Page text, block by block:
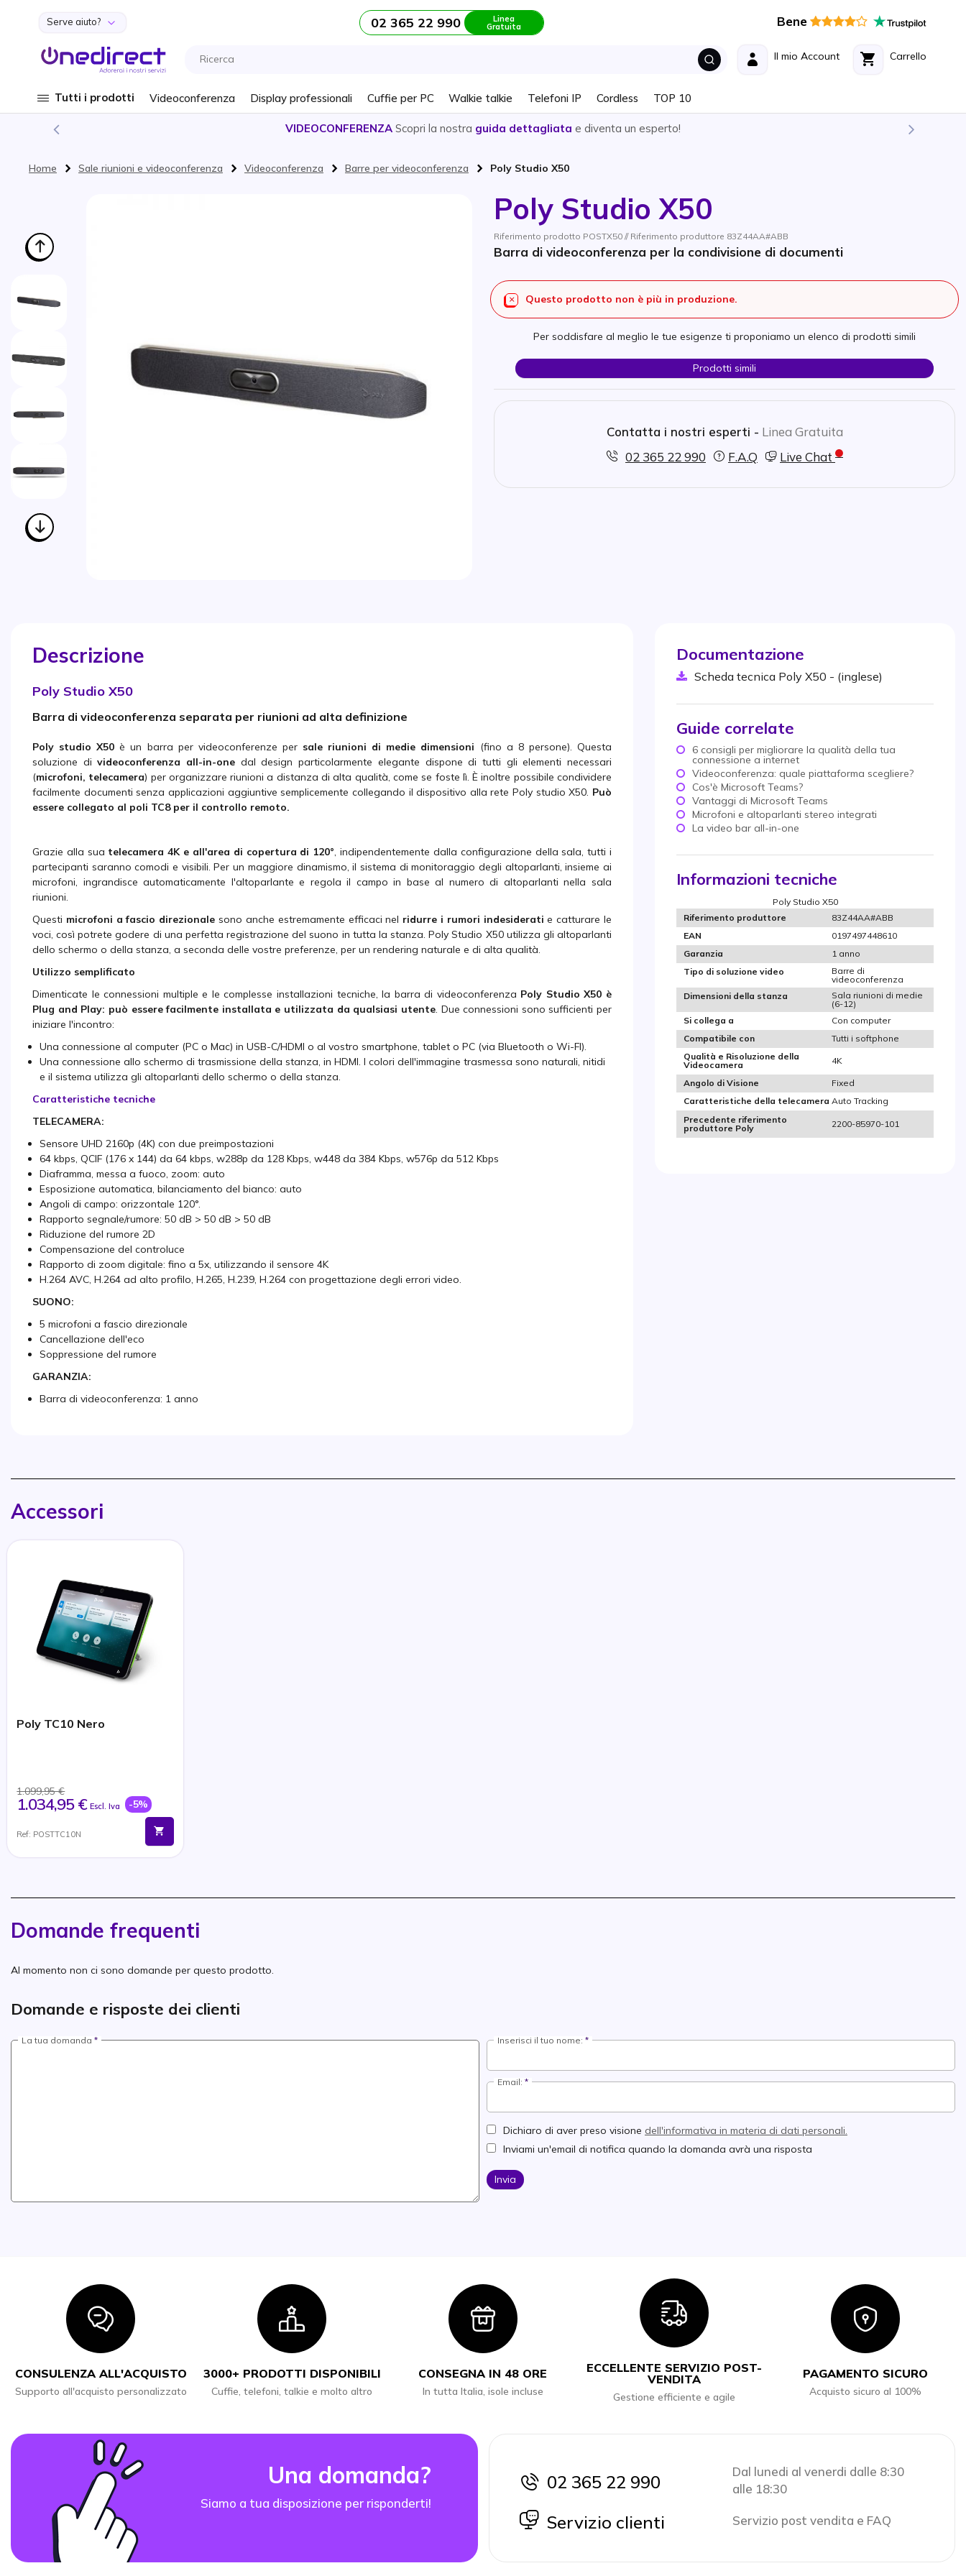
Salta al contenuto
Serve aiuto? 02 365 22 990 Linea
Gratuita Bene
Carrello
Il mio Account
Tutti i prodotti Videoconferenza Display professionali Cuffie per PC Walkie talkie Telefoni IP Cordless TOP 10
VIDEOCONFERENZA Scopri la nostra guida dettagliata e diventa un esperto!
Home Sale riunioni e videoconferenza Videoconferenza Barre per videoconferenza Poly Studio X50
Poly Studio X50
Riferimento prodotto POSTX50 // Riferimento produttore 83Z44AA#ABB
Barra di videoconferenza per la condivisione di documenti
Questo prodotto non è più in produzione.
Per soddisfare al meglio le tue esigenze ti proponiamo un elenco di prodotti simili
Prodotti simili
Contatta i nostri esperti - Linea Gratuita
02 365 22 990
F.A.Q Live Chat
Descrizione
Poly Studio X50
Barra di videoconferenza separata per riunioni ad alta definizione
Poly studio X50 è un barra per videoconferenze per sale riunioni di medie dimensioni (fino a 8 persone). Questa
soluzione divideoconferenza all-in-one dal design particolarmente elegante dispone di tutti gli elementi necessari
(microfoni, telecamera) per organizzare riunioni a distanza di alta qualità, come se foste lì. È inoltre possibile condividere
facilmente documenti senza applicazioni aggiuntive semplicemente collegando il dispositivo alla rete Poly studio X50. Può
essere collegato al poli TC8 per il controllo remoto.
Grazie alla sua telecamera 4K e all'area di copertura di 120° , indipendentemente dalla configurazione della sala, tutti i
partecipanti saranno comodi e visibili. Per un maggiore dinamismo, il sistema di monitoraggio degli altoparlanti, insieme ai
microfoni, ingrandisce automaticamente l'altoparlante e regola il campo in base al numero di altoparlanti nella sala
riunioni.
Questi microfoni a fascio direzionale sono anche estremamente efficaci nel ridurre i rumori indesiderati e catturare le
voci, così potrete godere di una perfetta registrazione del suono in tutta la stanza. Poly Studio X50 utilizza gli altoparlanti
dello schermo o della stanza, a seconda delle vostre preferenze, per un rendering naturale e di alta qualità.
Utilizzo semplificato
Dimenticate le connessioni multiple e le complesse installazioni tecniche, la barra di videoconferenza Poly Studio X50 è
Plug and Play: può essere facilmente installata e utilizzata da qualsiasi utente. Due connessioni sono sufficienti per
iniziare l'incontro:
Una connessione al computer (PC o Mac) in USB-C/HDMI o al vostro smartphone, tablet o PC (via Bluetooth o Wi-FI).
Una connessione allo schermo di trasmissione della stanza, in HDMI. I colori dell'immagine trasmessa sono naturali, nitidi
e il sistema utilizza gli altoparlanti dello schermo o della stanza.
Caratteristiche tecniche
TELECAMERA:
Sensore UHD 2160p (4K) con due preimpostazioni
64 kbps, QCIF (176 x 144) da 64 kbps, w288p da 128 Kbps, w448 da 384 Kbps, w576p da 512 Kbps
Diaframma, messa a fuoco, zoom: auto
Esposizione automatica, bilanciamento del bianco: auto
Angoli di campo: orizzontale 120°.
Rapporto segnale/rumore: 50 dB > 50 dB > 50 dB
Riduzione del rumore 2D
Compensazione del controluce
Rapporto di zoom digitale: fino a 5x, utilizzando il sensore 4K
H.264 AVC, H.264 ad alto profilo, H.265, H.239, H.264 con progettazione degli errori video.
SUONO:
5 microfoni a fascio direzionale
Cancellazione dell'eco
Soppressione del rumore
GARANZIA:
Barra di videoconferenza: 1 anno
Documentazione
Scheda tecnica Poly X50 - (inglese)
Guide correlate
6 consigli per migliorare la qualità della tua
connessione a internet
Videoconferenza: quale piattaforma scegliere?
Cos'è Microsoft Teams?
Vantaggi di Microsoft Teams
Microfoni e altoparlanti stereo integrati
La video bar all-in-one
Informazioni tecniche
Poly Studio X50
Riferimento produttore
83Z44AA#ABB
EAN
0197497448610
Garanzia
1 anno
Tipo di soluzione video
Barre di
videoconferenza
Dimensioni della stanza
Sala riunioni di medie
(6-12)
Si collega a
Con computer
Compatibile con
Tutti i softphone
Qualità e Risoluzione della
Videocamera
4K
Angolo di Visione
Fixed
Caratteristiche della telecamera Auto Tracking
Precedente riferimento
produttore Poly
2200-85970-101
Accessori
Poly TC10 Nero
1.099,95 €
1.034,95 € Escl. Iva -5%
Ref: POSTTC10N
Domande frequenti
Al momento non ci sono domande per questo prodotto.
Domande e risposte dei clienti
La tua domanda Inserisci il tuo nome:
Email:
Dichiaro di aver preso visione dell'informativa in materia di dati personali.
Inviami un'email di notifica quando la domanda avrà una risposta
Invia
Icon
CONSULENZA ALL'ACQUISTO
Supporto all'acquisto personalizzato
Icon
3000+ PRODOTTI DISPONIBILI
Cuffie, telefoni, talkie e molto altro
Icon
CONSEGNA IN 48 ORE
In tutta Italia, isole incluse
Icon
ECCELLENTE SERVIZIO POST-
VENDITA
Gestione efficiente e agile
Icon
PAGAMENTO SICURO
Acquisto sicuro al 100%
Una domanda?
Siamo a tua disposizione per risponderti!
icon
02 365 22 990
Dal lunedi al venerdi dalle 8:30
alle 18:30
icon
Servizio clienti Servizio post vendita e FAQ